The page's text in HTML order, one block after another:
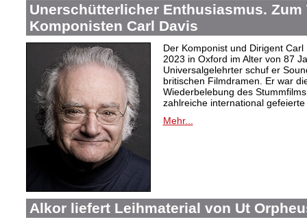
Unerschütterlicher Enthusiasmus. Zum
Komponisten Carl Davis
Der Komponist und Dirigent
2023 in Oxford im Alter von 87
Universalgelehrter schuf er
britischen Filmdramen. Er war
Wiederbelebung des
zahlreiche international
Mehr...
Alkor liefert Leihmaterial von Ut